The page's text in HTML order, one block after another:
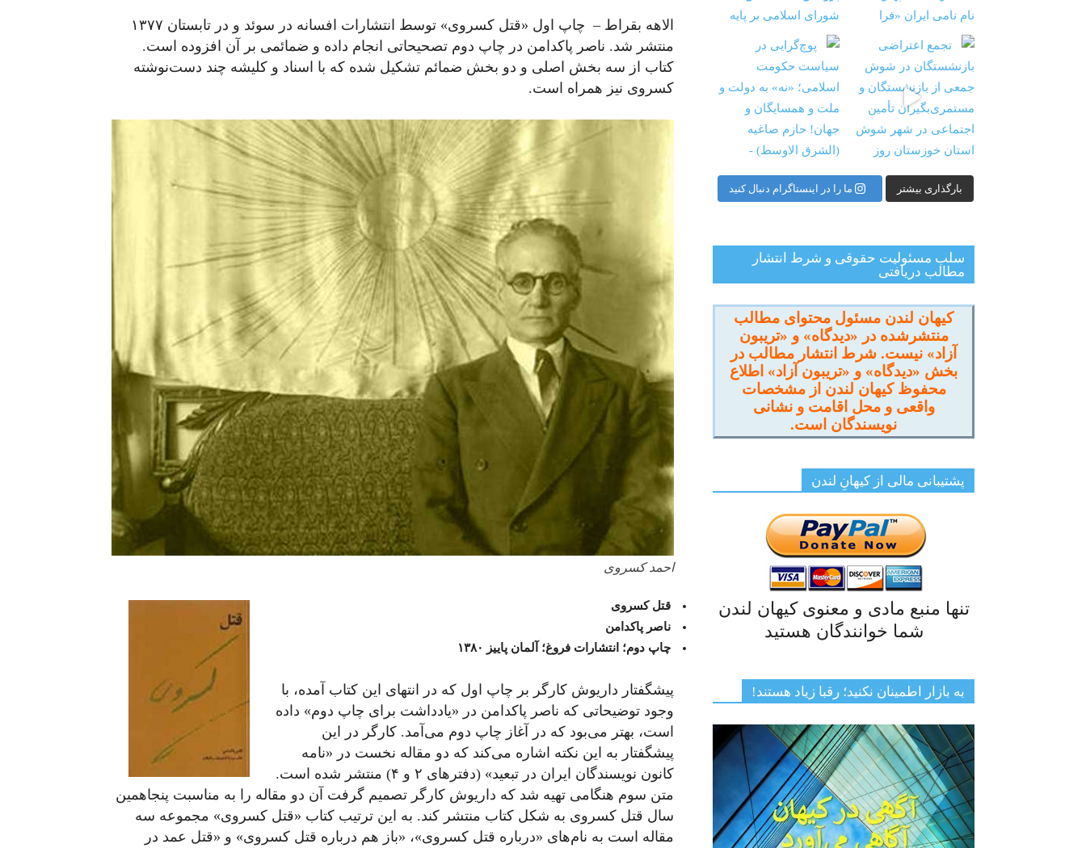
الاهه بقراط –
چاپ اول «قتل کسروی» توسط انتشارات افسانه در سوئد و در تابستان ۱۳۷۷
منتشر شد. ناصر پاکدامن در چاپ دوم تصحیحاتی انجام داده و ضمائمی بر آن افزوده است.
کتاب از سه بخش اصلی و دو بخش ضمائم تشکیل شده که با اسناد و کلیشه چند دست‌نوشته
کسروی نیز همراه است.
احمد کسروی
قتل کسروی
ناصر پاکدامن
چاپ دوم؛ انتشارات فروغ؛ آلمان پاییز
۱۳۸۰
پیشگفتار داریوش کارگر بر چاپ اول که در انتهای این کتاب آمده، با
وجود توضیحاتی که ناصر پاکدامن در «یادداشت برای چاپ دوم» داده
است، بهتر می‌بود که در آغاز چاپ دوم می‌آمد. کارگر در این
پیشگفتار به این نکته اشاره می‌کند که دو مقاله نخست در «نامه
کانون نویسندگان ایران در تبعید» (دفترهای ۲ و ۴) منتشر شده است.
متن سوم هنگامی تهیه شد که داریوش کارگر تصمیم گرفت آن دو مقاله را به مناسبت پنجاهمین
سال قتل کسروی به شکل کتاب منتشر کند. به این ترتیب کتاب «قتل کسروی» مجموعه سه
مقاله است به نام‌های «درباره قتل کسروی»، «باز هم درباره قتل کسروی» و «قتل عمد در
‏‏‏ ‏‏ ‏ پوچ‌گرایی در سیاست حکومت اسلامی؛ «نه» به
بارگذاری بیشتر ما را در اینستاگرام دنبال کنید
سلب مسئولیت حقوقی و شرط انتشار
مطالب دریافتی
کیهان لندن مسئول محتوای مطالب
منتشرشده در «دیدگاه» و «تریبون
آزاد» نیست. شرط انتشار مطالب در
بخش «دیدگاه» و «تریبون آزاد» اطلاع
محفوظ کیهان لندن از مشخصات
واقعی و محل اقامت و نشانی
نویسندگان است.
پشتیبانی مالی از کیهانِ لندن
تنها منبع مادی و معنوی کیهان لندن
شما خوانندگان هستید
به بازار اطمینان نکنید؛ رقبا زیاد هستند!